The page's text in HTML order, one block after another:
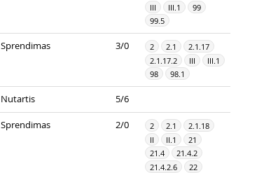
III
III.1
99
99.5
Sprendimas 3/0 2 2.1
2.1.17
2.1.17.2
III
III.1
98
98.1
Nutartis 5/6
Sprendimas 2/0 2 2.1
2.1.18
II
II.1
21
21.4
21.4.2
21.4.2.6
22